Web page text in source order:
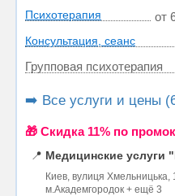
Психотерапия от
Консультация, сеанс
Групповая психотерапия
➡️ Все услуги и цены
🎁 Cкидка 11% по
📍 Медицинские услуги
Киев, вулиця Хмельницька,
м.Академгородок + ещё 3